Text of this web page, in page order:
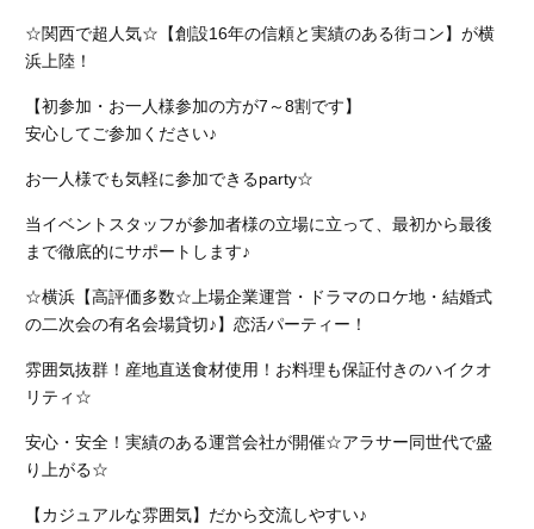
☆関西で超人気☆【創設16年の信頼と実績のある街コン】が横
浜上陸！
【初参加・お一人様参加の方が7～8割です】
安心してご参加ください♪
お一人様でも気軽に参加できるparty☆
当イベントスタッフが参加者様の立場に立って、最初から最後
まで徹底的にサポートします♪
☆横浜【高評価多数☆上場企業運営・ドラマのロケ地・結婚式
の二次会の有名会場貸切♪】恋活パーティー！
雰囲気抜群！産地直送食材使用！お料理も保証付きのハイクオ
リティ☆
安心・安全！実績のある運営会社が開催☆アラサー同世代で盛
り上がる☆
【カジュアルな雰囲気】だから交流しやすい♪